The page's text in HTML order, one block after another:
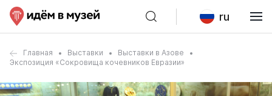
ru
Главная Выставки
Выставки в Азове
Экспозиция «Сокровища кочевников Евразии»